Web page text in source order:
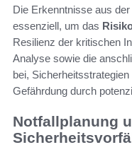
Die Erkenntnisse aus
essenziell, um das
Resilienz der kritischen
Analyse sowie die
bei,
Gefährdung durch
Notfallplanung